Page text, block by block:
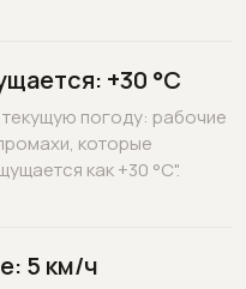
+30 °C
погоду: рабочие
которые
как +30 °C".
5 км/ч